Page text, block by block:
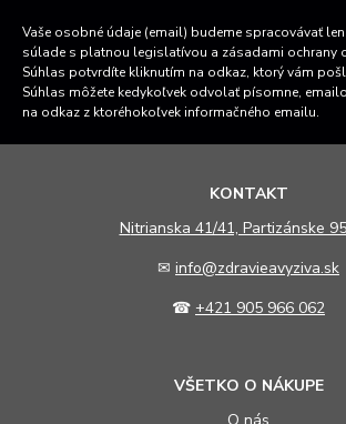
Vaše osobné údaje (email) budeme spracovávať
súlade s platnou legislatívou a zásadami ochrany
Súhlas potvrdíte kliknutím na odkaz, ktorý vám
Súhlas môžete kedykoľvek odvolať písomne,
na odkaz z ktoréhokoľvek informačného emailu.
KONTAKT
Nitrianska 41/41, Partizánske
✉ info@zdravieavyziva.sk
☎ +421 905 966 062
VŠETKO O NÁKUPE